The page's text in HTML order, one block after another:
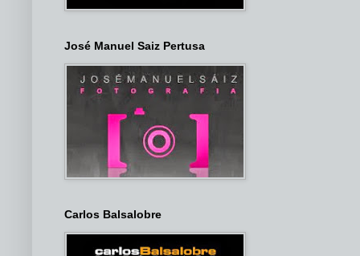
José Manuel Saiz Pertusa
Carlos Balsalobre